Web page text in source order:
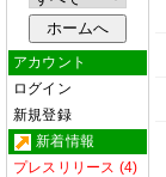
アカウント
ログイン
新規登録
新着情報
プレスリリース (4)